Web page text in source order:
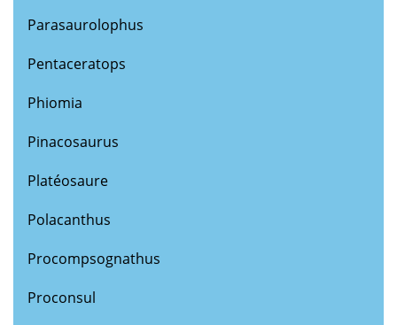
Parasaurolophus
Pentaceratops
Phiomia
Pinacosaurus
Platéosaure
Polacanthus
Procompsognathus
Proconsul